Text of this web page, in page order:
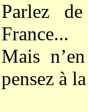
Parlez
France...
Mais
pensez à